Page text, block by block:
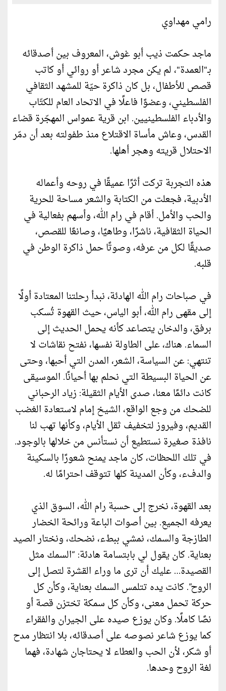
رامي مهداوي
ماجد حكمت ذيب أبو غوش، المعروف بين أصدقائه
بـ"العمدة"، لم يكن مجرد شاعر أو روائي أو كاتب
قصص للأطفال، بل كان ذاكرة حيّة للمشهد الثقافي
الفلسطيني، وعضوًا فاعلًا في الاتحاد العام للكتّاب
والأدباء الفلسطينيين. ابن قرية عمواس المهجّرة قضاء
القدس، وعاش مأساة الاقتلاع منذ طفولته بعد أن دمّر
الاحتلال قريته وهجر أهلها.
هذه التجربة تركت أثرًا عميقًا في روحه وأعماله
الأدبية، فجعلت من الكتابة والشعر مساحة للحرية
والحب والأمل. أقام في رام الله، وأسهم بفعالية في
الحياة الثقافية، ناشرًا، وطاهيًا، وصانعًا للقصص،
صديقًا لكل من عرفه، وصوتًا حمل ذاكرة الوطن في
قلبه.
في صباحات رام الله الهادئة، نبدأ رحلتنا المعتادة أولًا
إلى مقهى رام الله، أبو الياس، حيث القهوة تُسكب
برفق، والدخان يتصاعد كأنه يحمل الحديث إلى
السماء. هناك، على الطاولة نفسها، نفتح نقاشات لا
تنتهي: عن السياسة، الشعر، المدن التي أحبها، وحتى
عن الحياة البسيطة التي نحلم بها أحيانًا. الموسيقى
كانت دائمًا معنا، صدى الأيام الثقيلة: زياد الرحباني
للضحك من وجع الواقع، الشيخ إمام لاستعادة الغضب
القديم، وفيروز لتخفيف ثقل الأيام، وكأنها تهب لنا
نافذة صغيرة نستطيع أن نستأنس من خلالها بالوجود.
في تلك اللحظات، كان ماجد يمنح شعورًا بالسكينة
والدفء، وكأن المدينة كلها تتوقف احترامًا له.
بعد القهوة، نخرج إلى حسبة رام الله، السوق الذي
يعرفه الجميع. بين أصوات الباعة ورائحة الخضار
الطازجة والسمك، نمشي ببطء، نضحك، ونختار الصيد
بعناية. كان يقول لي بابتسامة هادئة: “السمك مثل
القصيدة… عليك أن ترى ما وراء القشرة لتصل إلى
الروح”. كانت يده تتلمس السمك بعناية، وكأن كل
حركة تحمل معنى، وكأن كل سمكة تختزن قصة أو
نصًا كاملًا. وكان يوزع صيده على الجيران والفقراء
كما يوزع شاعر نصوصه على أصدقائه، بلا انتظار مدح
أو شكر، لأن الحب والعطاء لا يحتاجان شهادة، فهما
لغة الروح وحدها.